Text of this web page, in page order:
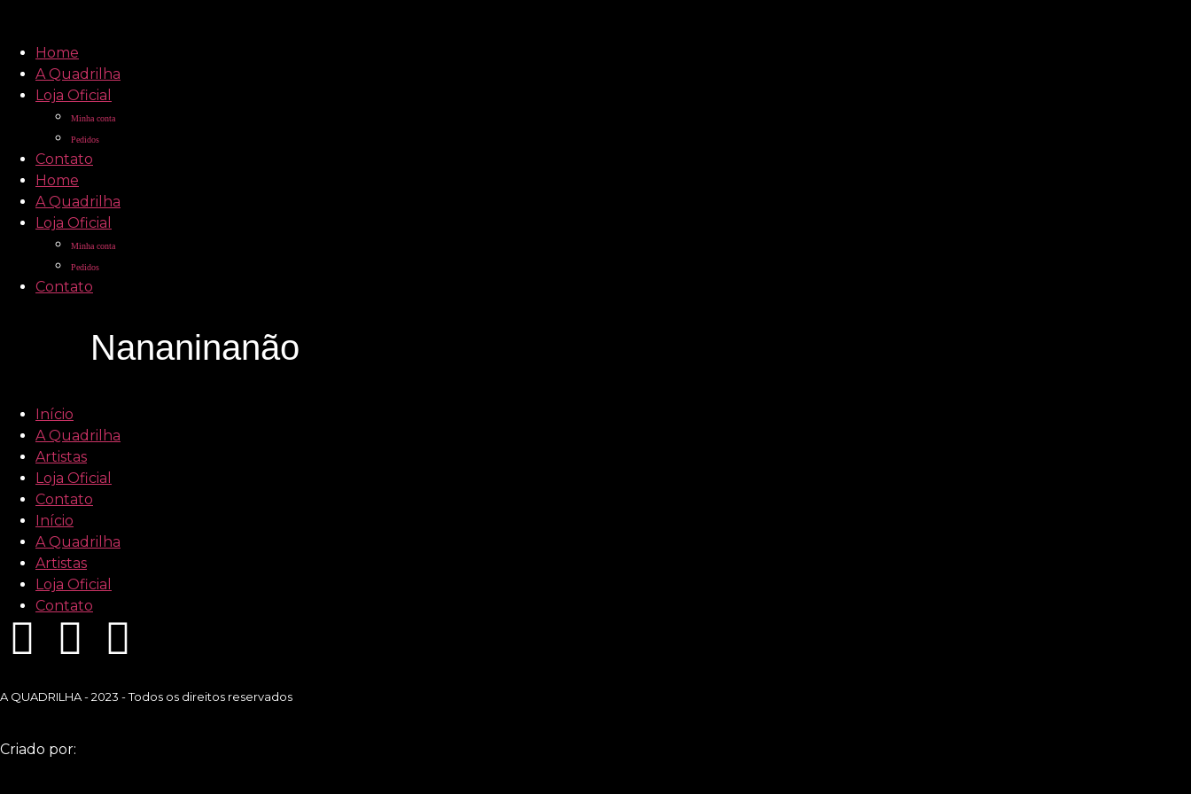
Home
A Quadrilha
Loja Oficial
Minha conta
Pedidos
Contato
Home
A Quadrilha
Loja Oficial
Minha conta
Pedidos
Contato
Nananinanão
Início
A Quadrilha
Artistas
Loja Oficial
Contato
Início
A Quadrilha
Artistas
Loja Oficial
Contato
A QUADRILHA - 2023 - Todos os direitos reservados
Criado por: